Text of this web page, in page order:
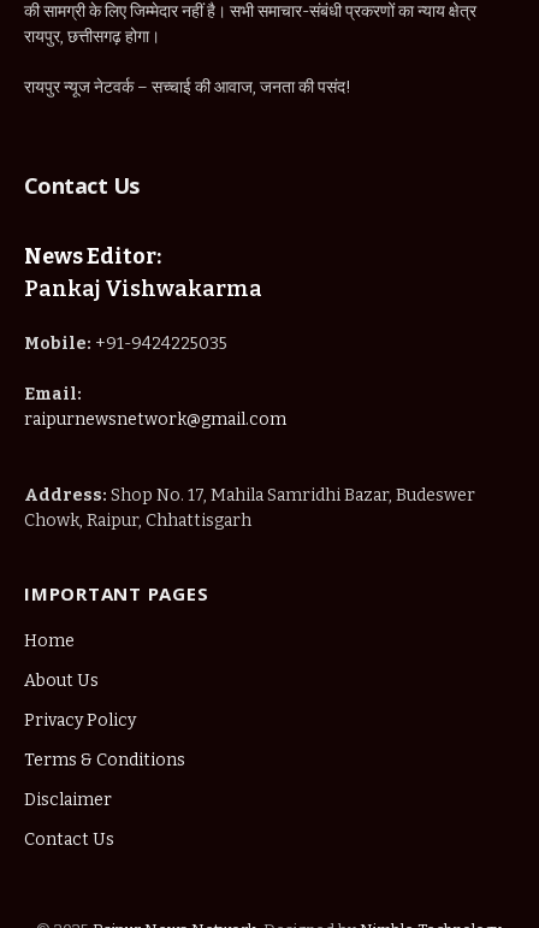
की सामग्री के लिए जिम्मेदार नहीं है। सभी समाचार-संबंधी प्रकरणों का न्याय क्षेत्र
रायपुर, छत्तीसगढ़ होगा।
रायपुर न्यूज नेटवर्क – सच्चाई की आवाज, जनता की पसंद!
Contact Us
News Editor:
Pankaj Vishwakarma
Mobile: +91-9424225035
Email:
raipurnewsnetwork@gmail.com
Address: Shop No. 17, Mahila Samridhi Bazar, Budeswer
Chowk, Raipur, Chhattisgarh
IMPORTANT PAGES
Home
About Us
Privacy Policy
Terms & Conditions
Disclaimer
Contact Us